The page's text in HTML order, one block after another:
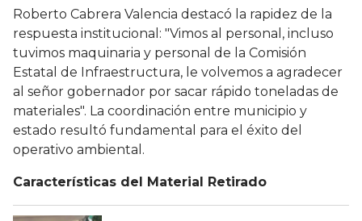
Roberto Cabrera Valencia destacó la rapidez de la
respuesta institucional: "Vimos al personal, incluso
tuvimos maquinaria y personal de la Comisión
Estatal de Infraestructura, le volvemos a agradecer
al señor gobernador por sacar rápido toneladas de
materiales". La coordinación entre municipio y
estado resultó fundamental para el éxito del
operativo ambiental.
Características del Material Retirado